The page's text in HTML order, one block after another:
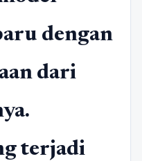
dengan
dari
terjadi